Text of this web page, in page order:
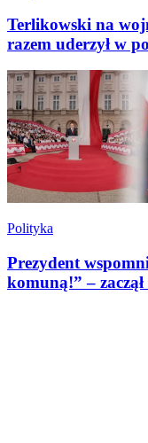
Terlikowski na
razem uderzył w
Polityka
Prezydent
komuną!” –